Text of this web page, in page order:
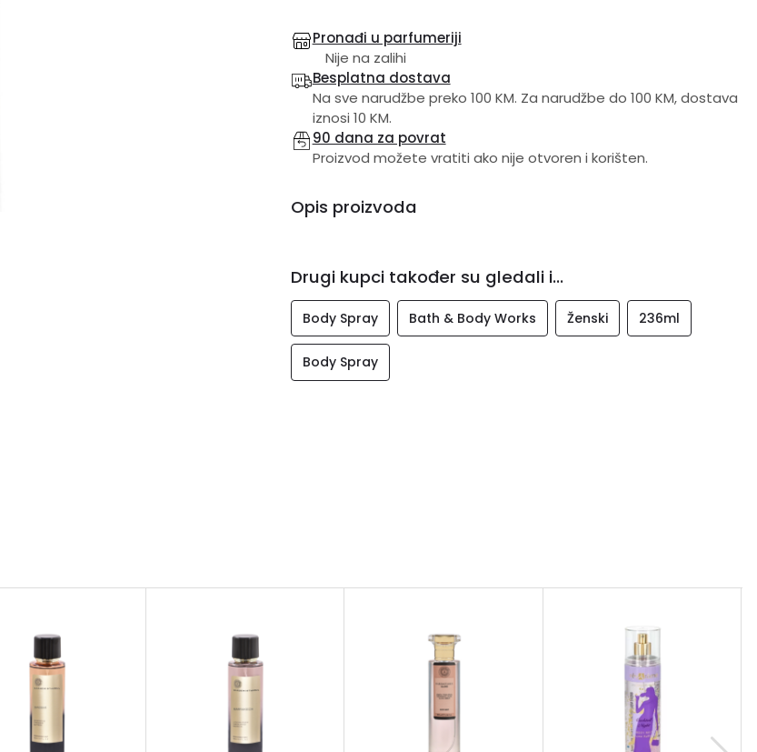
Pronađi u parfumeriji
Nije na zalihi
Besplatna dostava
Na sve narudžbe preko 100 KM. Za narudžbe do 100 KM, dostava
iznosi 10 KM.
90 dana za povrat
Proizvod možete vratiti ako nije otvoren i korišten.
Opis proizvoda
Drugi kupci također su gledali i...
Body Spray Bath & Body Works Ženski 236ml
Body Spray